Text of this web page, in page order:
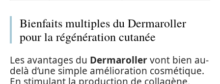
Bienfaits multiples du Dermaroller
pour la régénération cutanée
Les avantages du Dermarollervont bien au-
delà d’une simple amélioration cosmétique.
En stimulant la production de collagène,